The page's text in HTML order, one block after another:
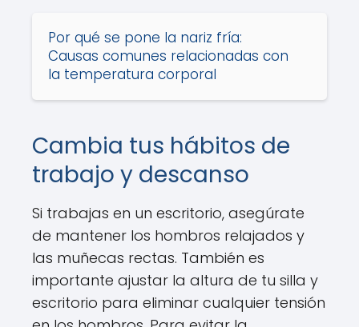
Por qué se pone la nariz fría:
Causas comunes relacionadas con
la temperatura corporal
Cambia tus hábitos de
trabajo y descanso
Si trabajas en un escritorio, asegúrate
de mantener los hombros relajados y
las muñecas rectas. También es
importante ajustar la altura de tu silla y
escritorio para eliminar cualquier tensión